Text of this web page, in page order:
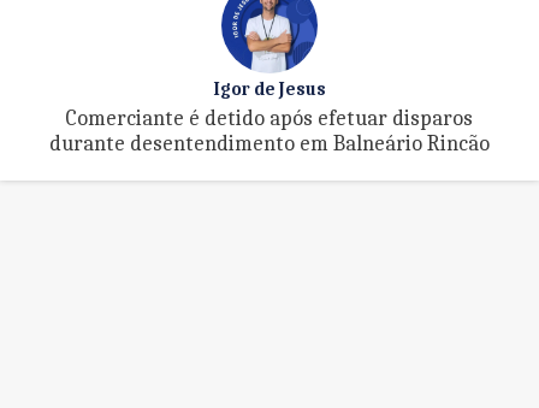
Igor de Jesus
Comerciante é detido após efetuar disparos
durante desentendimento em Balneário Rincão